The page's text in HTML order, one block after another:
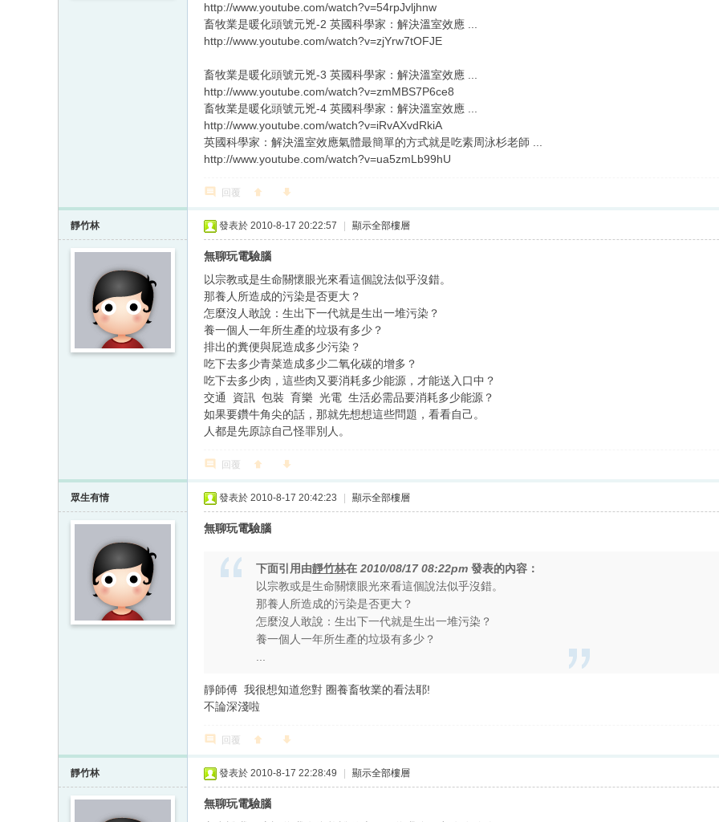
http://www.youtube.com/watch?v=54rpJvljhnw
畜牧業是暖化頭號元兇-2 英國科學家：解決溫室效應 ...
http://www.youtube.com/watch?v=zjYrw7tOFJE
畜牧業是暖化頭號元兇-3 英國科學家：解決溫室效應 ...
http://www.youtube.com/watch?v=zmMBS7P6ce8
畜牧業是暖化頭號元兇-4 英國科學家：解決溫室效應 ...
http://www.youtube.com/watch?v=iRvAXvdRkiA
英國科學家：解決溫室效應氣體最簡單的方式就是吃素周泳杉老師 ...
http://www.youtube.com/watch?v=ua5zmLb99hU
回覆
靜竹林 發表於 2010-8-17 20:22:57 顯示全部樓層
無聊玩電驗腦
以宗教或是生命關懷眼光來看這個說法似乎沒錯。
那養人所造成的污染是否更大？
怎麼沒人敢說：生出下一代就是生出一堆污染？
養一個人一年所生產的垃圾有多少？
排出的糞便與屁造成多少污染？
吃下去多少青菜造成多少二氧化碳的增多？
吃下去多少肉，這些肉又要消耗多少能源，才能送入口中？
交通 資訊 包裝 育樂 光電 生活必需品要消耗多少能源？
如果要鑽牛角尖的話，那就先想想這些問題，看看自己。
人都是先原諒自己怪罪別人。
回覆
眾生有情 發表於 2010-8-17 20:42:23 顯示全部樓層
無聊玩電驗腦
下面引用由靜竹林在 2010/08/17 08:22pm 發表的內容：
以宗教或是生命關懷眼光來看這個說法似乎沒錯。
那養人所造成的污染是否更大？
怎麼沒人敢說：生出下一代就是生出一堆污染？
養一個人一年所生產的垃圾有多少？
靜師傅 我很想知道您對 圈養畜牧業的看法耶!
不論深淺啦
回覆
靜竹林 發表於 2010-8-17 22:28:49 顯示全部樓層
無聊玩電驗腦